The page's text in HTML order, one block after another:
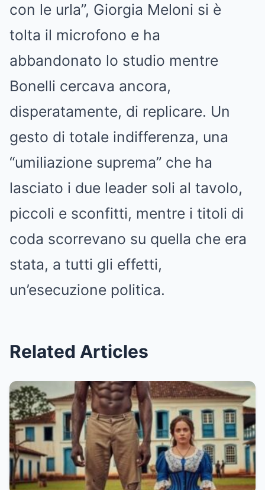
con le urla”, Giorgia Meloni si è
tolta il microfono e ha
abbandonato lo studio mentre
Bonelli cercava ancora,
disperatamente, di replicare. Un
gesto di totale indifferenza, una
“umiliazione suprema” che ha
lasciato i due leader soli al tavolo,
piccoli e sconfitti, mentre i titoli di
coda scorrevano su quella che era
stata, a tutti gli effetti,
un’esecuzione politica.
Related Articles